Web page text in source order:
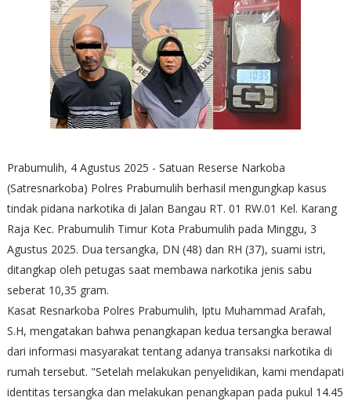
Prabumulih, 4 Agustus 2025 - Satuan Reserse Narkoba
(Satresnarkoba) Polres Prabumulih berhasil mengungkap kasus
tindak pidana narkotika di Jalan Bangau RT. 01 RW.01 Kel. Karang
Raja Kec. Prabumulih Timur Kota Prabumulih pada Minggu, 3
Agustus 2025. Dua tersangka, DN (48) dan RH (37), suami istri,
ditangkap oleh petugas saat membawa narkotika jenis sabu
seberat 10,35 gram.
Kasat Resnarkoba Polres Prabumulih, Iptu Muhammad Arafah,
S.H, mengatakan bahwa penangkapan kedua tersangka berawal
dari informasi masyarakat tentang adanya transaksi narkotika di
rumah tersebut. "Setelah melakukan penyelidikan, kami mendapati
identitas tersangka dan melakukan penangkapan pada pukul 14.45